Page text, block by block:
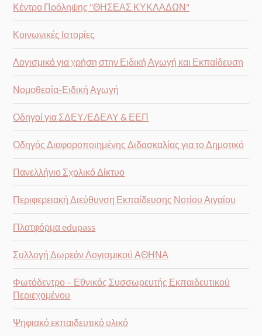
Κέντρο Πρόληψης "ΘΗΣΕΑΣ ΚΥΚΛΑΔΩΝ"
Κοινωνικές Ιστορίες
Λογισμικό για χρήση στην Ειδική Αγωγή και Εκπαίδευση
Νομοθεσία-Ειδική Αγωγή
Οδηγοί για ΣΔΕΥ/ΕΔΕΑΥ & ΕΕΠ
Οδηγός Διαφοροποιημένης Διδασκαλίας για το Δημοτικό
Πανελλήνιο Σχολικό Δίκτυο
Περιφερειακή Διεύθυνση Εκπαίδευσης Νοτίου Αιγαίου
Πλατφόρμα edupass
Συλλογή Δωρεάν Λογισμικού ΑΘΗΝΑ
Φωτόδεντρο – Εθνικός Συσσωρευτής Εκπαιδευτικού
Περιεχομένου
Ψηφιακό εκπαιδευτικό υλικό